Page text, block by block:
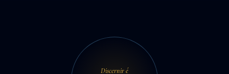
Discernir é